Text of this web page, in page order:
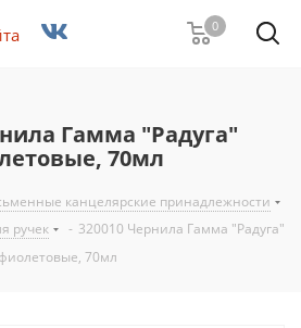
0
Гамма "Радуга"
70мл
канцелярские принадлежности
ручек - 320010 Чернила Гамма "Радуга"
фиолетовые, 70мл